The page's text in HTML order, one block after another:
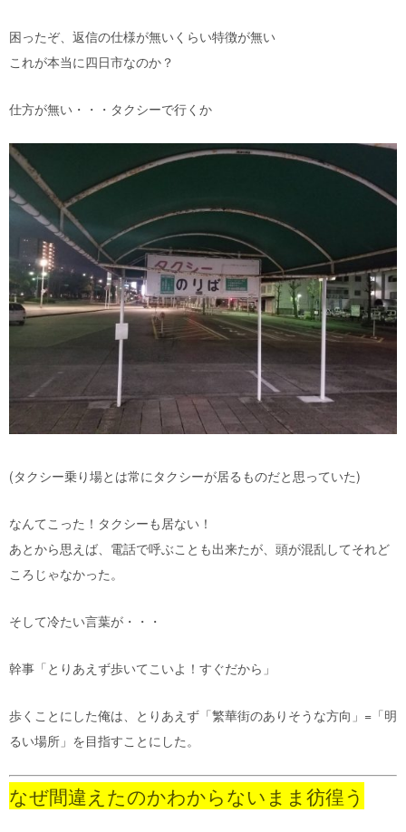
困ったぞ、返信の仕様が無いくらい特徴が無い
これが本当に四日市なのか？
仕方が無い・・・タクシーで行くか
(タクシー乗り場とは常にタクシーが居るものだと思っていた)
なんてこった！タクシーも居ない！
あとから思えば、電話で呼ぶことも出来たが、頭が混乱してそれど
ころじゃなかった。
そして冷たい言葉が・・・
幹事「とりあえず歩いてこいよ！すぐだから」
歩くことにした俺は、とりあえず「繁華街のありそうな方向」=「明
るい場所」を目指すことにした。
なぜ間違えたのかわからないまま彷徨う